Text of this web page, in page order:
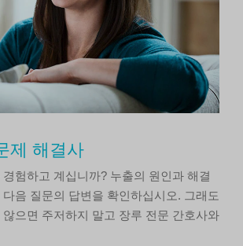
제 해결사
험하고 계십니까? 누출의 원인과 해결
음 질문의 답변을 확인하십시오. 그래도
으면 주저하지 말고 장루 전문 간호사와